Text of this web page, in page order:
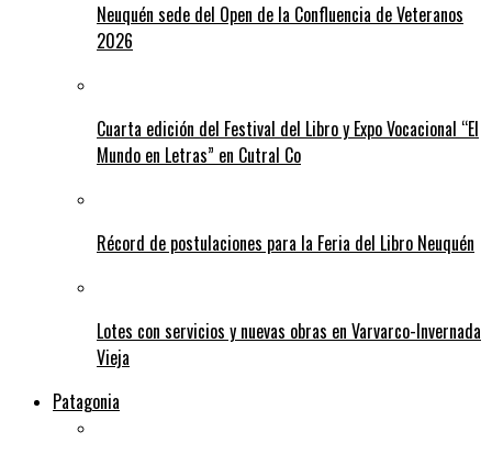
Neuquén sede del Open de la Confluencia de Veteranos
2026
Cuarta edición del Festival del Libro y Expo Vocacional “El
Mundo en Letras” en Cutral Co
Récord de postulaciones para la Feria del Libro Neuquén
Lotes con servicios y nuevas obras en Varvarco-Invernada
Vieja
Patagonia